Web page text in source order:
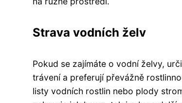
Strava vodních želv
Pokud se zajímáte o vodní želvy,
trávení a preferují převážně
listy vodních rostlin nebo plody